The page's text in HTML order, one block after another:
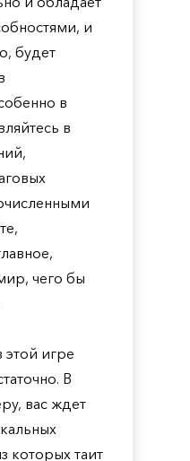
и
будет
в
в
чего бы
этой игре
В
вас ждет
которых таит